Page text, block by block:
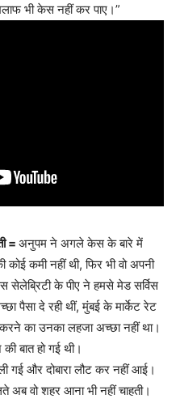
भी केस नहीं कर पाए।”
= अनुपम ने अगले केस के बारे में
कमी नहीं थी, फिर भी वो अपनी
सेलेब्रिटी के पीए ने हमसे मेड सर्विस
पैसा दे रही थीं, मुंबई के मार्केट रेट
का उनका लहजा अच्छा नहीं था।
बात हो गई थी।
गई और दोबारा लौट कर नहीं आई।
वो शहर आना भी नहीं चाहती।